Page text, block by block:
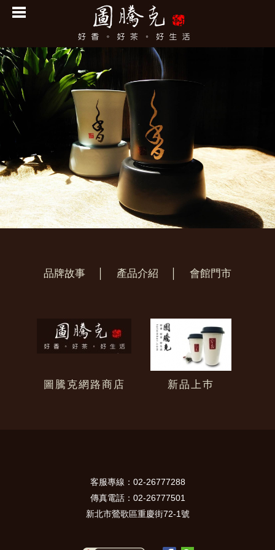
品牌故事 產品介紹 會館門市
圖騰克網路商店 新品上巿
客服專線：02-26777288
傳真電話：02-26777501
新北市鶯歌區重慶街72-1號